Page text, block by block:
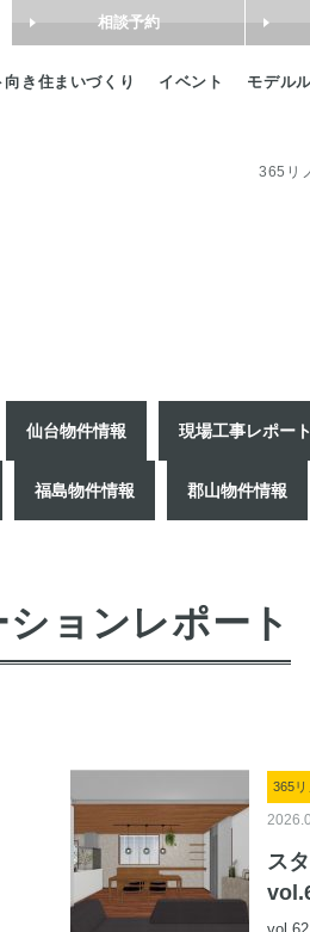
向き住まいづくり イベント モデル
相談予約
365リ
仙台物件情報 現場工事レポート
福島物件情報 郡山物件情報
ョンレポート
365
ス